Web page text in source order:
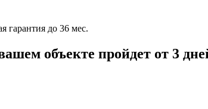
гарантия до 36 мес.
объекте пройдет от 3